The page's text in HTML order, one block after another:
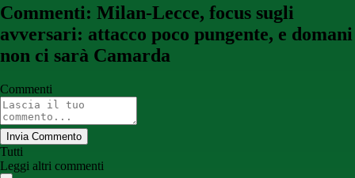
Commenti: Milan-Lecce, focus sugli
avversari: attacco poco pungente, e domani
non ci sarà Camarda
Commenti
Invia Commento
Tutti
Leggi altri commenti